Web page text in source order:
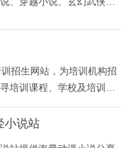
招生网站，为培训机构招
培训课程、学校及培训班
职业资格、电脑培训、职
小说站